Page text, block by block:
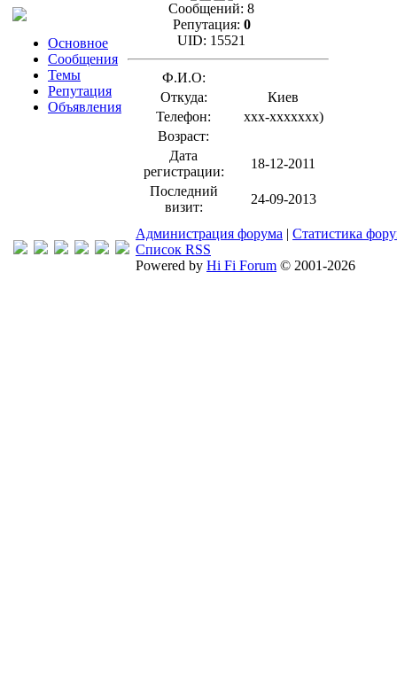
Основное
Сообщения
Темы
Репутация
Объявления
Сообщений: 8
Репутация: 0
UID: 15521
Ф.И.О:
Откуда:
Киев
Телефон:
xxx-xxxxxxx)
Возраст:
Дата
регистрации:
18-12-2011
Последний
визит:
24-09-2013
Администрация форума | Статистика
Список RSS
Powered by Hi Fi Forum © 2001-2026